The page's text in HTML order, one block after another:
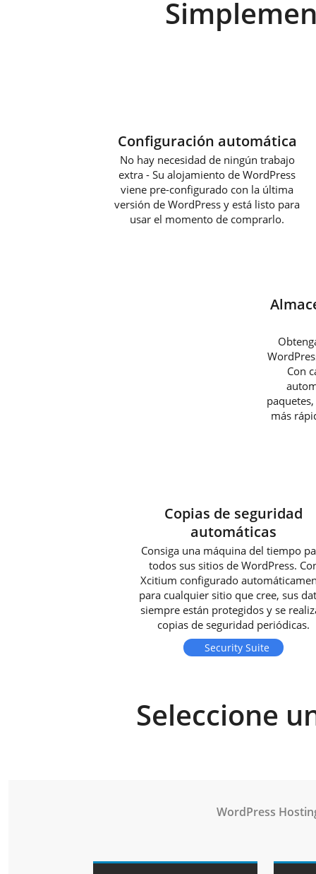
Configuración automática
No hay necesidad de ningún trabajo
extra - Su alojamiento de WordPress
viene pre-configurado con la última
versión de WordPress y está listo para
usar el momento de comprarlo.
Con
más
Copias de seguridad
automáticas
Consiga una máquina del tiempo
todos sus sitios de WordPress.
Xcitium configurado
para cualquier sitio que cree, sus
siempre están protegidos y se
copias de seguridad periódicas.
Security Suite
Seleccione
WordPress